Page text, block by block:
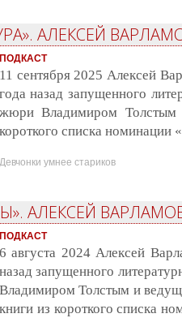
АЛЕКСЕЙ
ПОДКАСТ
11 сентября 2025 Алексей
года назад запущенного
жюри Владимиром Толстым
короткого списка номинации
Девчонки умнее стариков
АЛЕКСЕЙ
ПОДКАСТ
6 августа 2024 Алексей
назад запущенного
Владимиром Толстым и
книги из короткого списка